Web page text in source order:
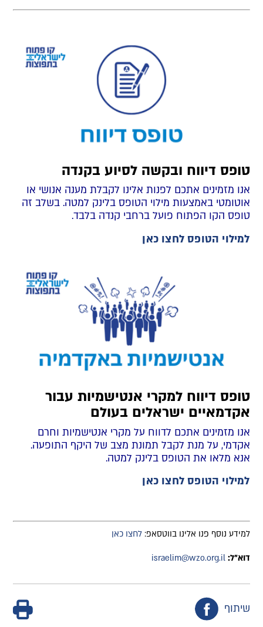
טופס דיווח ובקשה לסיוע בקנדה
אנו מזמינים אתכם לפנות אלינו לקבלת מענה אנושי או
אוטומטי באמצעות מילוי הטופס בלינק למטה. בשלב זה
טופס הקו הפתוח פועל ברחבי קנדה בלבד.
למילוי הטופס לחצו כאן
טופס דיווח למקרי אנטישמיות עבור
אקדמאיים ישראלים בעולם
אנו מזמינים אתכם לדווח על מקרי אנטישמיות וחרם
אקדמי, על מנת לקבל תמונת מצב של היקף התופעה.
אנא מלאו את הטופס בלינק למטה.
למילוי הטופס לחצו כאן
למידע נוסף פנו אלינו בווטסאפ:לחצו כאן
דוא"ל:israelim@wzo.org.il
שיתוף